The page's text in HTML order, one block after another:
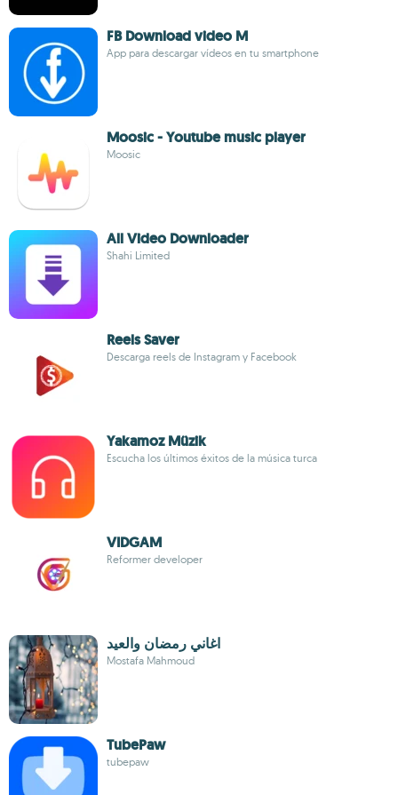
FB Download video M
App para descargar vídeos en tu smartphone
Moosic - Youtube music player
Moosic
All Video Downloader
Shahi Limited
Reels Saver
Descarga reels de Instagram y Facebook
Yakamoz Müzik
Escucha los últimos éxitos de la música turca
VIDGAM
Reformer developer
اغاني رمضان والعيد
Mostafa Mahmoud
TubePaw
tubepaw